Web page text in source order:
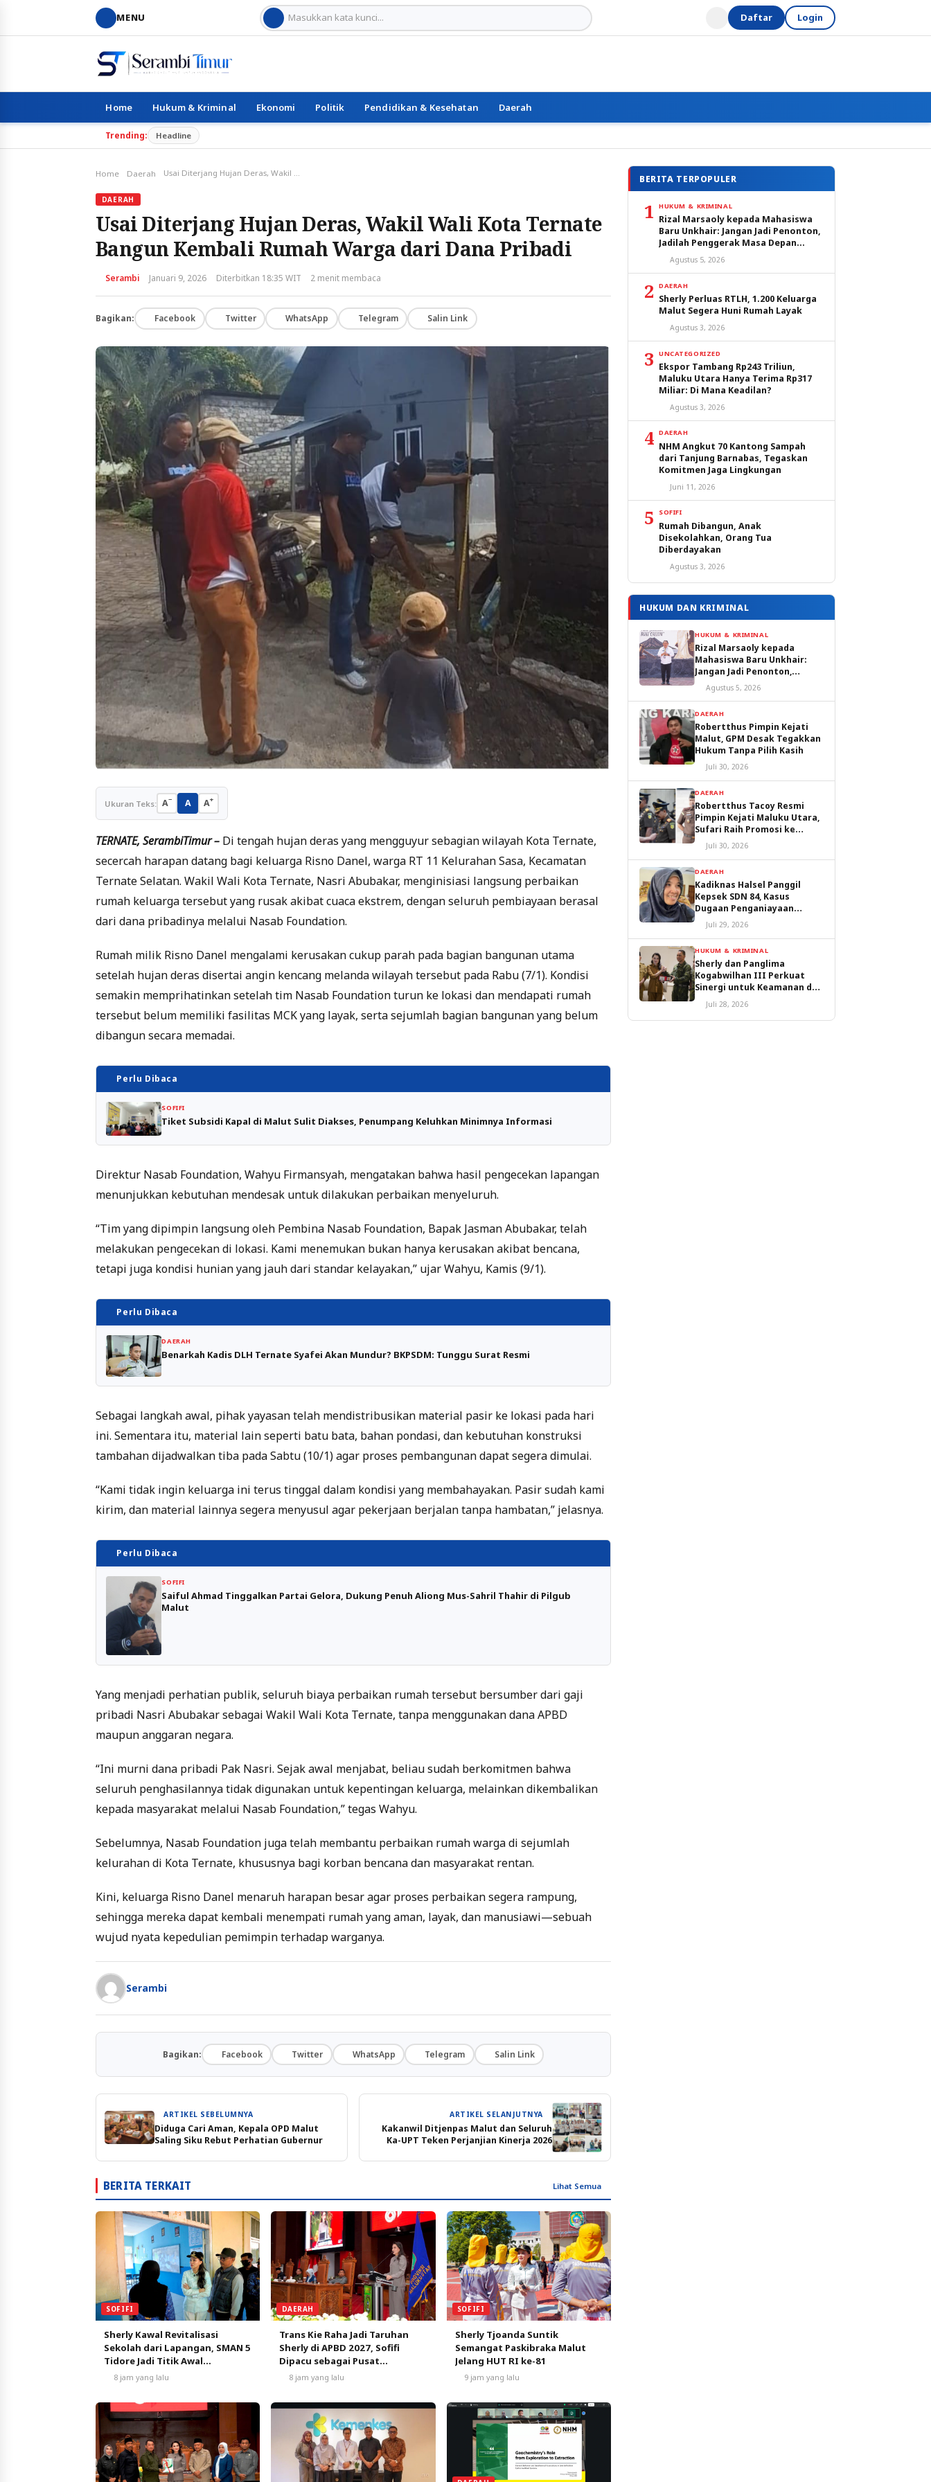
MENU Daftar Login
Home Hukum & Kriminal Ekonomi Politik Pendidikan & Kesehatan Daerah
Trending: Headline
Home Daerah Usai Diterjang Hujan Deras, Wakil Wali Kota Ternate Bangun Kembali Rumah Warga dari Dana Pribadi
DAERAH
Usai Diterjang Hujan Deras, Wakil Wali Kota Ternate
Bangun Kembali Rumah Warga dari Dana Pribadi
Serambi Januari 9, 2026 Diterbitkan 18:35 WIT 2 menit membaca
Bagikan: Facebook Twitter WhatsApp Telegram Salin Link
Ukuran Teks: A− A A+
TERNATE, SerambiTimur – Di tengah hujan deras yang mengguyur sebagian wilayah Kota Ternate,
secercah harapan datang bagi keluarga Risno Danel, warga RT 11 Kelurahan Sasa, Kecamatan
Ternate Selatan. Wakil Wali Kota Ternate, Nasri Abubakar, menginisiasi langsung perbaikan
rumah keluarga tersebut yang rusak akibat cuaca ekstrem, dengan seluruh pembiayaan berasal
dari dana pribadinya melalui Nasab Foundation.
Rumah milik Risno Danel mengalami kerusakan cukup parah pada bagian bangunan utama
setelah hujan deras disertai angin kencang melanda wilayah tersebut pada Rabu (7/1). Kondisi
semakin memprihatinkan setelah tim Nasab Foundation turun ke lokasi dan mendapati rumah
tersebut belum memiliki fasilitas MCK yang layak, serta sejumlah bagian bangunan yang belum
dibangun secara memadai.
Perlu Dibaca
SOFIFI
Tiket Subsidi Kapal di Malut Sulit Diakses, Penumpang Keluhkan Minimnya Informasi
Direktur Nasab Foundation, Wahyu Firmansyah, mengatakan bahwa hasil pengecekan lapangan
menunjukkan kebutuhan mendesak untuk dilakukan perbaikan menyeluruh.
“Tim yang dipimpin langsung oleh Pembina Nasab Foundation, Bapak Jasman Abubakar, telah
melakukan pengecekan di lokasi. Kami menemukan bukan hanya kerusakan akibat bencana,
tetapi juga kondisi hunian yang jauh dari standar kelayakan,” ujar Wahyu, Kamis (9/1).
Perlu Dibaca
DAERAH
Benarkah Kadis DLH Ternate Syafei Akan Mundur? BKPSDM: Tunggu Surat Resmi
Sebagai langkah awal, pihak yayasan telah mendistribusikan material pasir ke lokasi pada hari
ini. Sementara itu, material lain seperti batu bata, bahan pondasi, dan kebutuhan konstruksi
tambahan dijadwalkan tiba pada Sabtu (10/1) agar proses pembangunan dapat segera dimulai.
“Kami tidak ingin keluarga ini terus tinggal dalam kondisi yang membahayakan. Pasir sudah kami
kirim, dan material lainnya segera menyusul agar pekerjaan berjalan tanpa hambatan,” jelasnya.
Perlu Dibaca
SOFIFI
Saiful Ahmad Tinggalkan Partai Gelora, Dukung Penuh Aliong Mus-Sahril Thahir di Pilgub
Malut
Yang menjadi perhatian publik, seluruh biaya perbaikan rumah tersebut bersumber dari gaji
pribadi Nasri Abubakar sebagai Wakil Wali Kota Ternate, tanpa menggunakan dana APBD
maupun anggaran negara.
“Ini murni dana pribadi Pak Nasri. Sejak awal menjabat, beliau sudah berkomitmen bahwa
seluruh penghasilannya tidak digunakan untuk kepentingan keluarga, melainkan dikembalikan
kepada masyarakat melalui Nasab Foundation,” tegas Wahyu.
Sebelumnya, Nasab Foundation juga telah membantu perbaikan rumah warga di sejumlah
kelurahan di Kota Ternate, khususnya bagi korban bencana dan masyarakat rentan.
Kini, keluarga Risno Danel menaruh harapan besar agar proses perbaikan segera rampung,
sehingga mereka dapat kembali menempati rumah yang aman, layak, dan manusiawi—sebuah
wujud nyata kepedulian pemimpin terhadap warganya.
Serambi
Bagikan: Facebook Twitter WhatsApp Telegram Salin Link
ARTIKEL SEBELUMNYA
Diduga Cari Aman, Kepala OPD Malut
Saling Siku Rebut Perhatian Gubernur
ARTIKEL SELANJUTNYA
Kakanwil Ditjenpas Malut dan Seluruh
Ka-UPT Teken Perjanjian Kinerja 2026
BERITA TERKAIT Lihat Semua
SOFIFI
Sherly Kawal Revitalisasi
Sekolah dari Lapangan, SMAN 5
Tidore Jadi Titik Awal
Pendidikan Bermutu
8 jam yang lalu
DAERAH
Trans Kie Raha Jadi Taruhan
Sherly di APBD 2027, Sofifi
Dipacu sebagai Pusat
Pertumbuhan
8 jam yang lalu
SOFIFI
Sherly Tjoanda Suntik
Semangat Paskibraka Malut
Jelang HUT RI ke-81
9 jam yang lalu
BERITA TERPOPULER
1 HUKUM & KRIMINAL
Rizal Marsaoly kepada Mahasiswa
Baru Unkhair: Jangan Jadi Penonton,
Jadilah Penggerak Masa Depan
Ternate dan Maluku Utara
Agustus 5, 2026
2 DAERAH
Sherly Perluas RTLH, 1.200 Keluarga
Malut Segera Huni Rumah Layak
Agustus 3, 2026
3 UNCATEGORIZED
Ekspor Tambang Rp243 Triliun,
Maluku Utara Hanya Terima Rp317
Miliar: Di Mana Keadilan?
Agustus 3, 2026
4 DAERAH
NHM Angkut 70 Kantong Sampah
dari Tanjung Barnabas, Tegaskan
Komitmen Jaga Lingkungan
Juni 11, 2026
5 SOFIFI
Rumah Dibangun, Anak
Disekolahkan, Orang Tua
Diberdayakan
Agustus 3, 2026
HUKUM DAN KRIMINAL
HUKUM & KRIMINAL
Rizal Marsaoly kepada
Mahasiswa Baru Unkhair:
Jangan Jadi Penonton,
Jadilah Penggerak Masa
Depan Ternate dan Maluku
Agustus 5, 2026
DAERAH
Robertthus Pimpin Kejati
Malut, GPM Desak Tegakkan
Hukum Tanpa Pilih Kasih
Juli 30, 2026
DAERAH
Robertthus Tacoy Resmi
Pimpin Kejati Maluku Utara,
Sufari Raih Promosi ke
Kejaksaan Agung
Juli 30, 2026
DAERAH
Kadiknas Halsel Panggil
Kepsek SDN 84, Kasus
Dugaan Penganiayaan
Diproses
Juli 29, 2026
HUKUM & KRIMINAL
Sherly dan Panglima
Kogabwilhan III Perkuat
Sinergi untuk Keamanan dan
Pembangunan Malut
Juli 28, 2026